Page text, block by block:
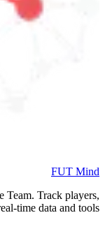
FUT Mind
Team. Track players,
time data and tools.